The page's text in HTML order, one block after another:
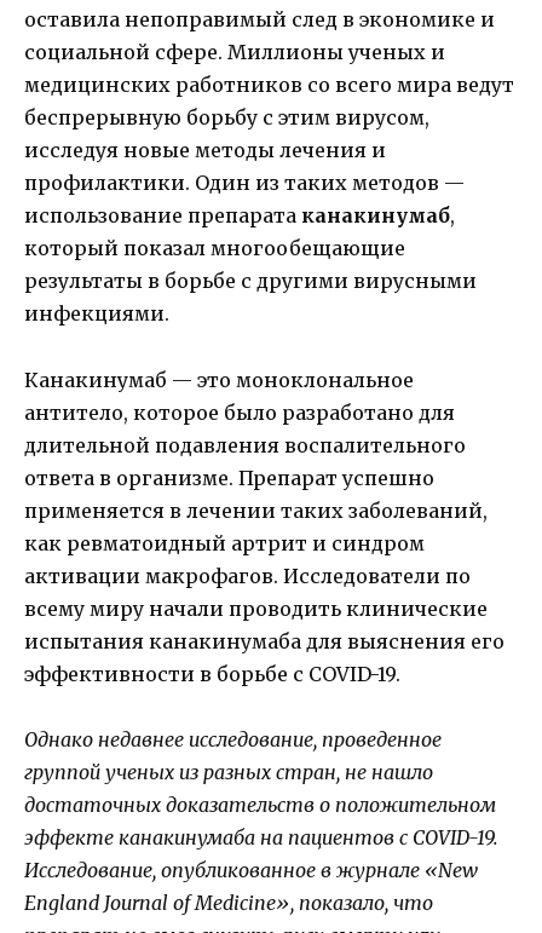
оставила непоправимый след в экономике и
социальной сфере. Миллионы ученых и
медицинских работников со всего мира ведут
беспрерывную борьбу с этим вирусом,
исследуя новые методы лечения и
профилактики. Один из таких методов —
использование препарата канакинумаб,
который показал многообещающие
результаты в борьбе с другими вирусными
инфекциями.
Канакинумаб — это моноклональное
антитело, которое было разработано для
длительной подавления воспалительного
ответа в организме. Препарат успешно
применяется в лечении таких заболеваний,
как ревматоидный артрит и синдром
активации макрофагов. Исследователи по
всему миру начали проводить клинические
испытания канакинумаба для выяснения его
эффективности в борьбе с COVID-19.
Однако недавнее исследование, проведенное
группой ученых из разных стран, не нашло
достаточных доказательств о положительном
эффекте канакинумаба на пациентов с COVID-19.
Исследование, опубликованное в журнале «New
England Journal of Medicine», показало, что